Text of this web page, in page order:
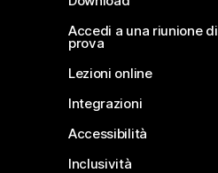
Accedi a una riunione di
prova
Lezioni online
Integrazioni
Accessibilità
Inclusività